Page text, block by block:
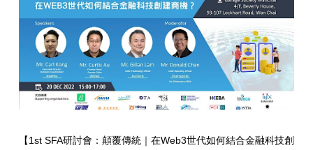
【1st SFA研討會：顛覆傳統｜在Web3世代如何結合金融科技創